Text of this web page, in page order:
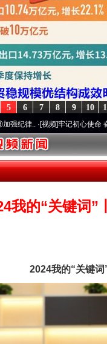
10
9
8
7
6
5
频]牢记初心使命 奋进复兴征程
我的“关键词”
2024我的“关键
茶